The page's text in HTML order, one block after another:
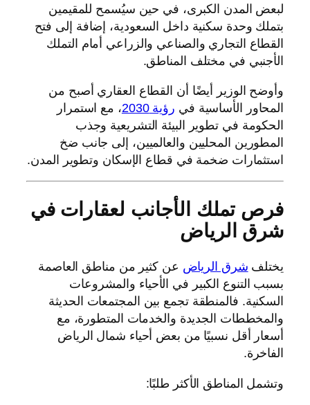
لبعض المدن الكبرى، في حين سيُسمح للمقيمين
بتملك وحدة سكنية داخل السعودية، إضافة إلى فتح
القطاع التجاري والصناعي والزراعي أمام التملك
الأجنبي في مختلف المناطق.
وأوضح الوزير أيضًا أن القطاع العقاري أصبح من
المحاور الأساسية في رؤية 2030
، مع استمرار
الحكومة في تطوير البيئة التشريعية وجذب
المطورين المحليين والعالميين، إلى جانب ضخ
استثمارات ضخمة في قطاع الإسكان وتطوير المدن.
فرص تملك الأجانب لعقارات في
شرق الرياض
يختلف شرق الرياض عن كثير من مناطق العاصمة
بسبب التنوع الكبير في الأحياء والمشروعات
السكنية. فالمنطقة تجمع بين المجتمعات الحديثة
والمخططات الجديدة والخدمات المتطورة، مع
أسعار أقل نسبيًا من بعض أحياء شمال الرياض
الفاخرة.
وتشمل المناطق الأكثر طلبًا: